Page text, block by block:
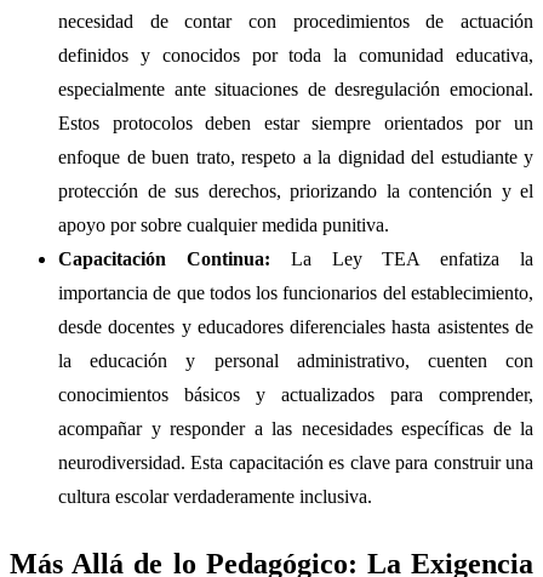
necesidad de contar con procedimientos de actuación
definidos y conocidos por toda la comunidad educativa,
especialmente ante situaciones de desregulación emocional.
Estos protocolos deben estar siempre orientados por un
enfoque de buen trato, respeto a la dignidad del estudiante y
protección de sus derechos, priorizando la contención y el
apoyo por sobre cualquier medida punitiva.
Capacitación Continua: La Ley TEA enfatiza la
importancia de que todos los funcionarios del establecimiento,
desde docentes y educadores diferenciales hasta asistentes de
la educación y personal administrativo, cuenten con
conocimientos básicos y actualizados para comprender,
acompañar y responder a las necesidades específicas de la
neurodiversidad. Esta capacitación es clave para construir una
cultura escolar verdaderamente inclusiva.
Más Allá de lo Pedagógico: La Exigencia